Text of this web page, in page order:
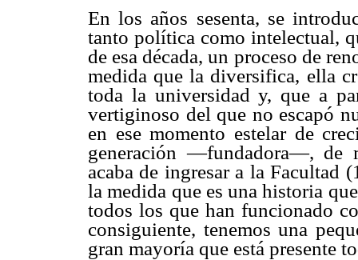
En los años sesenta, se
tanto política como intelectual,
de esa década, un proceso de
medida que la diversifica, ella
toda la universidad y, que a
vertiginoso del que no escapó
en ese momento estelar de
generación —fundadora—, de
acaba de ingresar a la Facultad
la medida que es una historia
todos los que han funcionado
consiguiente, tenemos una
gran mayoría que está presente